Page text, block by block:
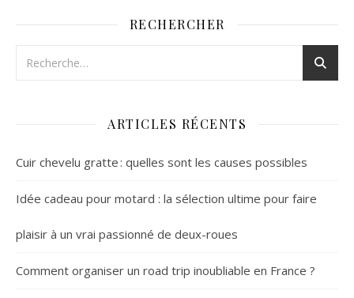
RECHERCHER
ARTICLES RÉCENTS
Cuir chevelu gratte : quelles sont les causes possibles
Idée cadeau pour motard : la sélection ultime pour faire
plaisir à un vrai passionné de deux-roues
Comment organiser un road trip inoubliable en France ?